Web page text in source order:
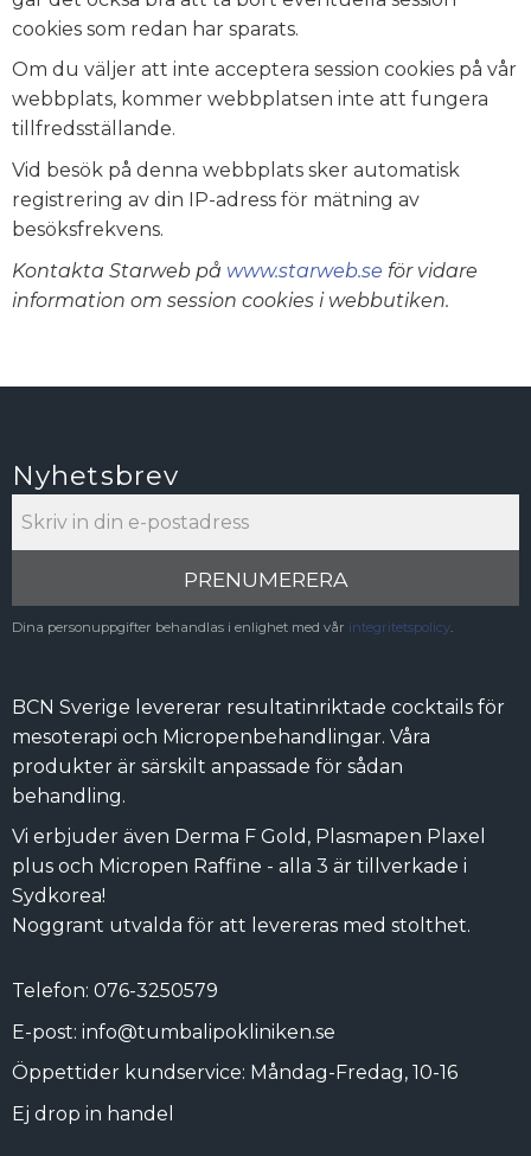
cookies som redan har sparats.
Om du väljer att inte acceptera session cookies på vår
webbplats, kommer webbplatsen inte att fungera
tillfredsställande.
Vid besök på denna webbplats sker automatisk
registrering av din IP-adress för mätning av
besöksfrekvens.
Kontakta Starweb på www.starweb.se för vidare
information om session cookies i webbutiken.
Nyhetsbrev
PRENUMERERA
Dina personuppgifter behandlas i enlighet med vår integritetspolicy.
BCN Sverige levererar resultatinriktade cocktails för
mesoterapi och Micropenbehandlingar. Våra
produkter är särskilt anpassade för sådan
behandling.
Vi erbjuder även Derma F Gold, Plasmapen Plaxel
plus och Micropen Raffine - alla 3 är tillverkade i
Sydkorea!
Noggrant utvalda för att levereras med stolthet.
Telefon: 076-3250579
E-post: info@tumbalipokliniken.se
Öppettider kundservice: Måndag-Fredag, 10-16
Ej drop in handel